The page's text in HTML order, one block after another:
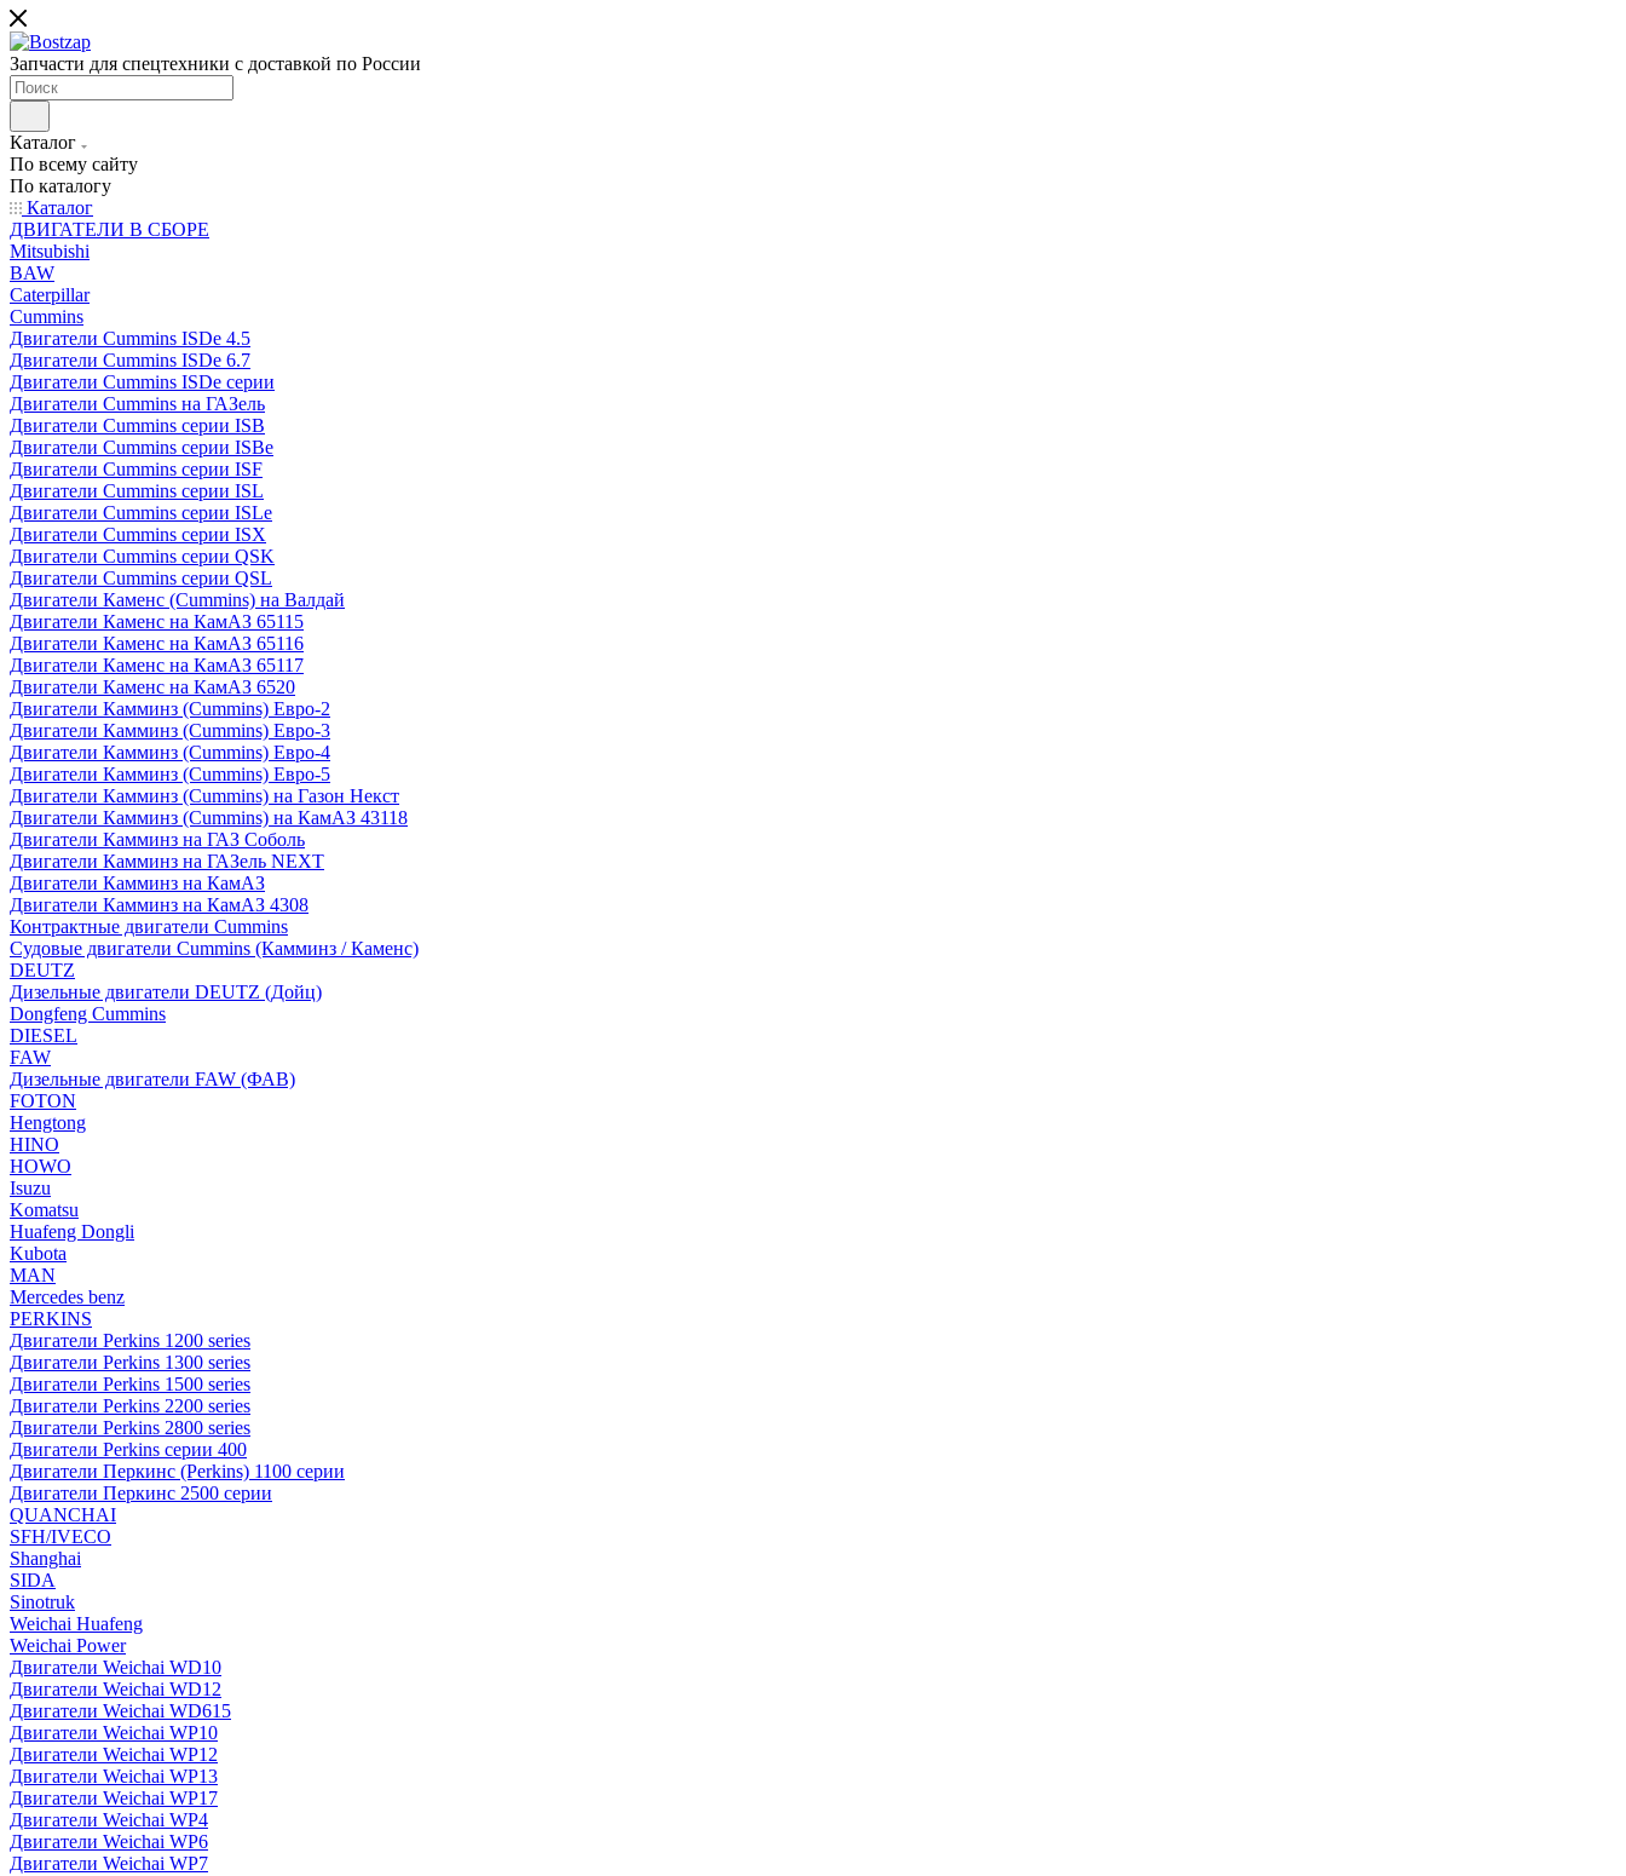
Запчасти для спецтехники с доставкой по России
Каталог
По всему сайту
По каталогу
Каталог
ДВИГАТЕЛИ В СБОРЕ
Mitsubishi
BAW
Caterpillar
Cummins
Двигатели Cummins ISDe 4.5
Двигатели Cummins ISDe 6.7
Двигатели Cummins ISDe серии
Двигатели Cummins на ГАЗель
Двигатели Cummins серии ISB
Двигатели Cummins серии ISBe
Двигатели Cummins серии ISF
Двигатели Cummins серии ISL
Двигатели Cummins серии ISLe
Двигатели Cummins серии ISX
Двигатели Cummins серии QSK
Двигатели Cummins серии QSL
Двигатели Каменс (Cummins) на Валдай
Двигатели Каменс на КамАЗ 65115
Двигатели Каменс на КамАЗ 65116
Двигатели Каменс на КамАЗ 65117
Двигатели Каменс на КамАЗ 6520
Двигатели Камминз (Cummins) Евро-2
Двигатели Камминз (Cummins) Евро-3
Двигатели Камминз (Cummins) Евро-4
Двигатели Камминз (Cummins) Евро-5
Двигатели Камминз (Cummins) на Газон Некст
Двигатели Камминз (Cummins) на КамАЗ 43118
Двигатели Камминз на ГАЗ Соболь
Двигатели Камминз на ГАЗель NEXT
Двигатели Камминз на КамАЗ
Двигатели Камминз на КамАЗ 4308
Контрактные двигатели Cummins
Судовые двигатели Cummins (Камминз / Каменс)
DEUTZ
Дизельные двигатели DEUTZ (Дойц)
Dongfeng Cummins
DIESEL
FAW
Дизельные двигатели FAW (ФАВ)
FOTON
Hengtong
HINO
HOWO
Isuzu
Komatsu
Huafeng Dongli
Kubota
MAN
Mercedes benz
PERKINS
Двигатели Perkins 1200 series
Двигатели Perkins 1300 series
Двигатели Perkins 1500 series
Двигатели Perkins 2200 series
Двигатели Perkins 2800 series
Двигатели Perkins серии 400
Двигатели Перкинс (Perkins) 1100 серии
Двигатели Перкинс 2500 серии
QUANCHAI
SFH/IVECO
Shanghai
SIDA
Sinotruk
Weichai Huafeng
Weichai Power
Двигатели Weichai WD10
Двигатели Weichai WD12
Двигатели Weichai WD615
Двигатели Weichai WP10
Двигатели Weichai WP12
Двигатели Weichai WP13
Двигатели Weichai WP17
Двигатели Weichai WP4
Двигатели Weichai WP6
Двигатели Weichai WP7